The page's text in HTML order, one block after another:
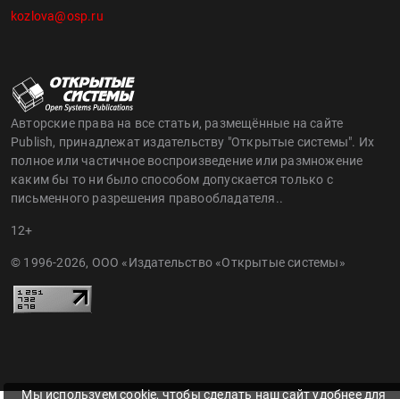
kozlova@osp.ru
Авторские права на все статьи, размещённые на сайте
Publish, принадлежат издательству "Открытые системы". Их
полное или частичное воспроизведение или размножение
каким бы то ни было способом допускается только с
письменного разрешения правообладателя..
12+
© 1996-2026, ООО «Издательство «Открытые системы»
Мы используем cookie, чтобы сделать наш сайт удобнее для